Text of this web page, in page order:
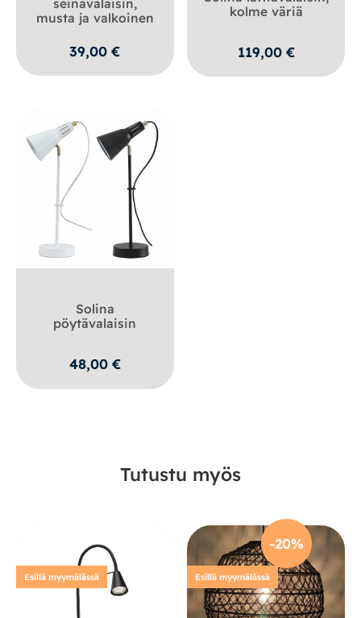
seinävalaisin,
musta ja valkoinen
39,00€
kolme väriä
119,00 €
Solina
pöytävalaisin
48,00 €
Tutustu myös
Esillä myymälässä
-20%
Esillä myymälässä